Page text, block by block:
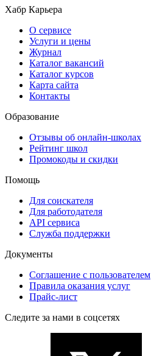
Хабр Карьера
О сервисе
Услуги и цены
Журнал
Каталог вакансий
Каталог курсов
Карта сайта
Контакты
Образование
Отзывы об онлайн-школах
Рейтинг школ
Промокоды и скидки
Помощь
Для соискателя
Для работодателя
API сервиса
Служба поддержки
Документы
Соглашение с пользователем
Правила оказания услуг
Прайс-лист
Следите за нами в соцсетях